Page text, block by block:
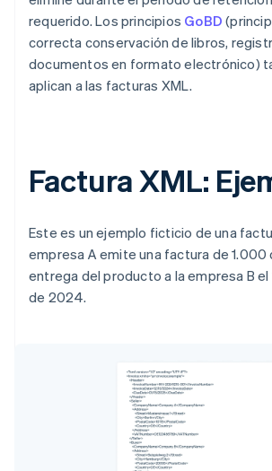
requerido. Los principios GoBD
correcta conservación de libros,
documentos en formato electrónico)
aplican a las facturas XML.
Factura XML:
Este es un ejemplo ficticio de una
empresa A emite una factura de 1.000
entrega del producto a la empresa B
de 2024.